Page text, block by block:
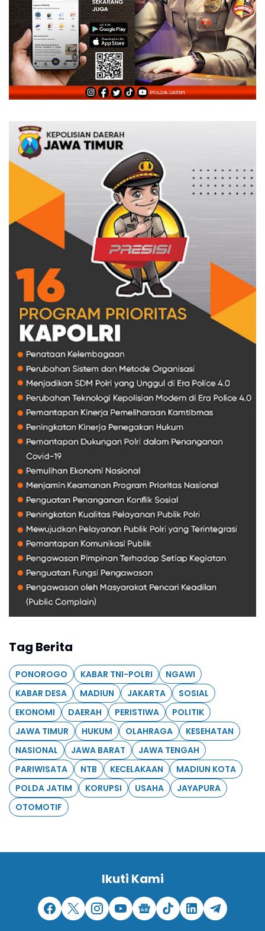
Tag Berita
PONOROGO KABAR TNI-POLRI
NGAWI
KABAR DESA
MADIUN JAKARTA
SOSIAL
EKONOMI
DAERAH PERISTIWA
POLITIK
JAWA TIMUR
HUKUM OLAHRAGA
KESEHATAN
NASIONAL
JAWA BARAT
JAWA TENGAH
PARIWISATA
NTB KECELAKAAN
MADIUN KOTA
POLDA JATIM
KORUPSI USAHA
JAYAPURA
OTOMOTIF
Ikuti Kami